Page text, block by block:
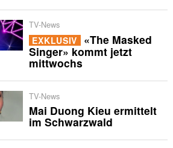
TV-News
EXKLUSIV «The Masked
Singer» kommt jetzt
mittwochs
TV-News
Mai Duong Kieu ermittelt
im Schwarzwald